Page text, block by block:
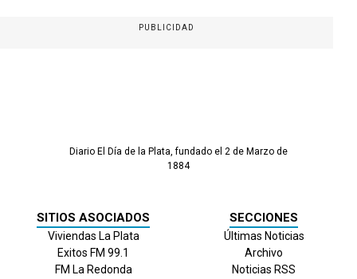
PUBLICIDAD
Diario El Día de la Plata, fundado el 2 de Marzo de
1884
SITIOS ASOCIADOS
Viviendas La Plata
Exitos FM 99.1
FM La Redonda
SECCIONES
Últimas Noticias
Archivo
Noticias RSS